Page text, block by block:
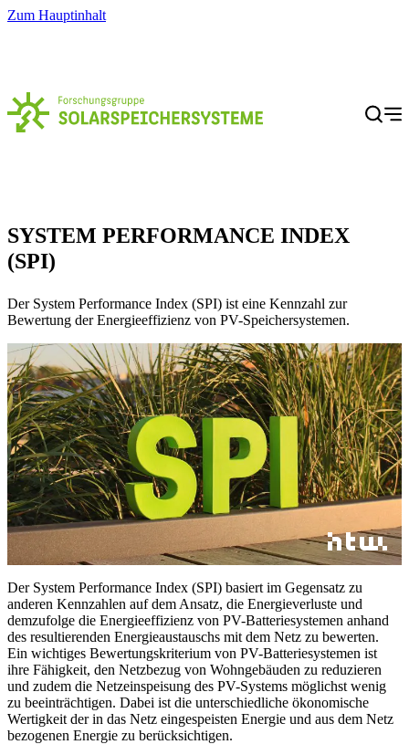
Zum Hauptinhalt
Menü
SYSTEM PERFORMANCE INDEX
(SPI)
Der System Performance Index (SPI) ist eine Kennzahl zur
Bewertung der Energieeffizienz von PV-Speichersystemen.
Der System Performance Index (SPI) basiert im Gegensatz zu
anderen Kennzahlen auf dem Ansatz, die Energieverluste und
demzufolge die Energieeffizienz von PV-Batteriesystemen anhand
des resultierenden Energieaustauschs mit dem Netz zu bewerten.
Ein wichtiges Bewertungskriterium von PV-Batteriesystemen ist
ihre Fähigkeit, den Netzbezug von Wohngebäuden zu reduzieren
und zudem die Netzeinspeisung des PV-Systems möglichst wenig
zu beeinträchtigen. Dabei ist die unterschiedliche ökonomische
Wertigkeit der in das Netz eingespeisten Energie und aus dem Netz
bezogenen Energie zu berücksichtigen.